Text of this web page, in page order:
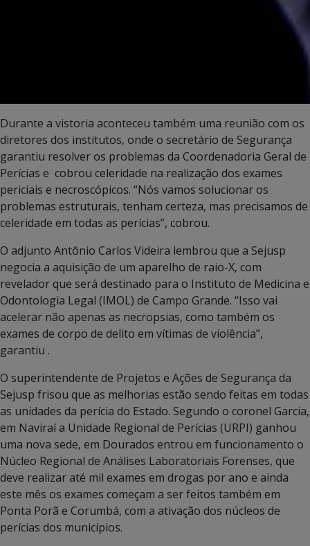
Durante a vistoria aconteceu também uma reunião com os
diretores dos institutos, onde o secretário de Segurança
garantiu resolver os problemas da Coordenadoria Geral de
Perícias e cobrou celeridade na realização dos exames
periciais e necroscópicos. “Nós vamos solucionar os
problemas estruturais, tenham certeza, mas precisamos de
celeridade em todas as perícias”, cobrou.
O adjunto Antônio Carlos Videira lembrou que a Sejusp
negocia a aquisição de um aparelho de raio-X, com
revelador que será destinado para o Instituto de Medicina e
Odontologia Legal (IMOL) de Campo Grande. “Isso vai
acelerar não apenas as necropsias, como também os
exames de corpo de delito em vítimas de violência”,
garantiu .
O superintendente de Projetos e Ações de Segurança da
Sejusp frisou que as melhorias estão sendo feitas em todas
as unidades da perícia do Estado. Segundo o coronel Garcia,
em Naviraí a Unidade Regional de Perícias (URPI) ganhou
uma nova sede, em Dourados entrou em funcionamento o
Núcleo Regional de Análises Laboratoriais Forenses, que
deve realizar até mil exames em drogas por ano e ainda
este mês os exames começam a ser feitos também em
Ponta Porã e Corumbá, com a ativação dos núcleos de
perícias dos municípios.